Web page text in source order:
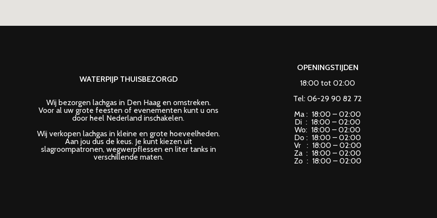
WATERPIJP THUISBEZORGD
Wij bezorgen lachgas in Den Haag en omstreken.
Voor al uw grote feesten of evenementen kunt u ons
door heel Nederland inschakelen.
Wij verkopen lachgas in kleine en grote hoeveelheden.
Aan jou dus de keus. Je kunt kiezen uit
slagroompatronen, wegwerpflessen en liter tanks in
verschillende maten.
OPENINGSTIJDEN
18:00 tot 02:00
Tel: 06-29 90 82 72
Ma : 18:00 – 02:00
Di : 18:00 – 02:00
Wo: 18:00 – 02:00
Do : 18:00 – 02:00
Vr : 18:00 – 02:00
Za : 18:00 – 02:00
Zo : 18:00 – 02:00